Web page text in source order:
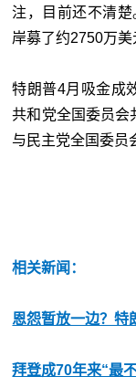
注，目前还不清
岸募了约2750万美
特朗普4月吸金成
共和党全国委员会
与民主党全国委员
相关新闻：
恩怨暂放一边？特
拜登成70年来“最